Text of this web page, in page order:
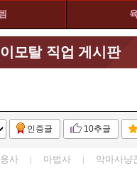
모탈 직업 게시판
인증글 10추글
사 마법사 악마사냥